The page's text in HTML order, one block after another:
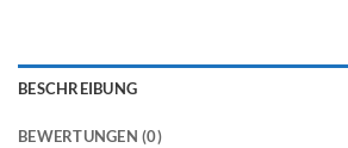
BESCHREIBUNG
BEWERTUNGEN (0)